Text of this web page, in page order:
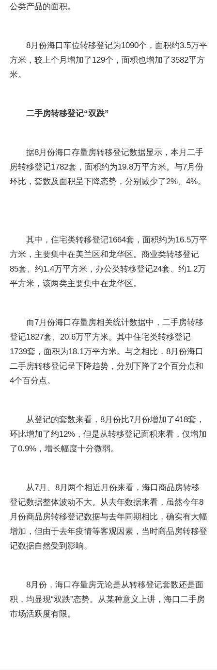
公类产品的面积。
8月份海口车位转移登记为1090个，面积约3.5万平
方米，较上个月增加了129个，面积也增加了3582平方
米。
二手房转移登记“双跌”
据8月份海口存量房转移登记数据显示，本月二手
房转移登记1782套，面积约为19.8万平方米。与7月份
环比，套数及面积呈下降态势，分别减少了2%、4%。
其中，住宅类转移登记1664套，面积约为16.5万平
方米，主要集中在美兰区和龙华区。商业类转移登记
85套、约1.4万平方米，办公类转移登记24套、约1.2万
平方米，该两类主要集中在龙华区。
而7月份海口存量房相关统计数据中，二手房转移
登记1827套、20.6万平方米。其中住宅类转移登记
1739套，面积为18.1万平方米。与之相比，8月份海口
二手房转移登记呈下降趋势，分别下降了2个百分点和
4个百分点。
从登记的套数来看，8月份比7月份增加了418套，
环比增加了约12%，但是从转移登记面积来看，仅增加
了0.9%，增长幅度十分微弱。
从7月、8月两个相近月份来看，海口商品房转移
登记数据整体波动不大。从去年数据来看，虽然今年8
月份商品房转移登记数据与去年同期相比，确实有大幅
增加，但由于去年疫情等客观因素，当时商品房转移登
记数据自然受到影响。
8月份，海口存量房无论是从转移登记套数还是面
积，均显现“双跌”态势。从某种意义上讲，海口二手房
市场活跃度有限。